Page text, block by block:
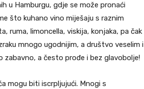
u Hamburgu, gdje se može pronaći
što kuhano vino miješaju s raznim
ruma, limoncella, viskija, konjaka, pa čak
mnogo ugodnijim, a društvo veselim i
a često prođe i bez glavobolje!
mogu biti iscrpljujući. Mnogi s